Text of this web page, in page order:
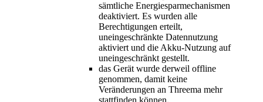
sämtliche Energiesparmechanismen
deaktiviert. Es wurden alle
Berechtigungen erteilt,
uneingeschränkte Datennutzung
aktiviert und die Akku-Nutzung auf
uneingeschränkt gestellt.
das Gerät wurde derweil offline
genommen, damit keine
Veränderungen an Threema mehr
stattfinden können.